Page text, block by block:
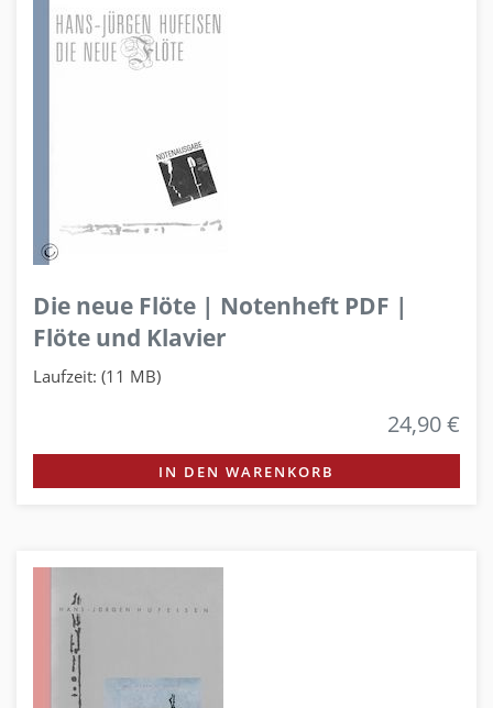
Die neue Flöte | Notenheft PDF |
Flöte und Klavier
Laufzeit: (11 MB)
24,90 €
IN DEN WARENKORB